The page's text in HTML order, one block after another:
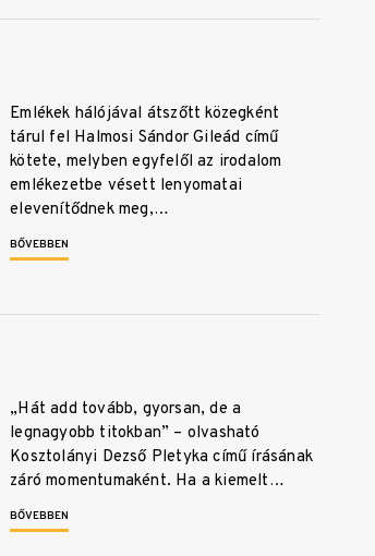
Emlékek hálójával átszőtt közegként
tárul fel Halmosi Sándor Gileád című
kötete, melyben egyfelől az irodalom
emlékezetbe vésett lenyomatai
elevenítődnek meg,…
BŐVEBBEN
„Hát add tovább, gyorsan, de a
legnagyobb titokban” – olvasható
Kosztolányi Dezső Pletyka című írásának
záró momentumaként. Ha a kiemelt…
BŐVEBBEN